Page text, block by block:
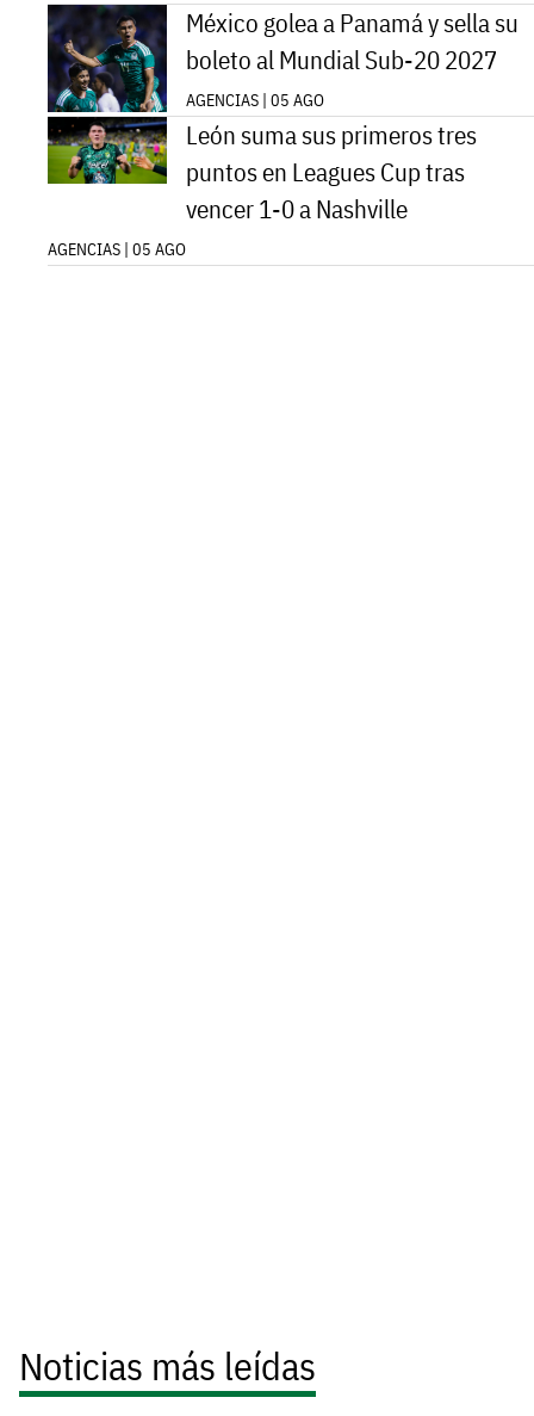
México golea a Panamá y sella su
boleto al Mundial Sub-20 2027
AGENCIAS | 05 AGO
León suma sus primeros tres
puntos en Leagues Cup tras
vencer 1-0 a Nashville
AGENCIAS | 05 AGO
Noticias más leídas